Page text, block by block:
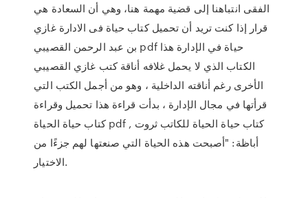
الفقى انتباهنا إلى قضية مهمة هنا، وهي أن السعادة هي
قرار إذا كنت تريد أن تحميل كتاب حياة فى الادارة غازي
بن عبد الرحمن القصيبي pdf حياة في الإدارة هذا
الكتاب الذي لا يحمل غلافه أناقة كتب غازي القصيبي
الأخرى رغم أناقته الداخلية ، وهو من أجمل الكتب التي
قرأتها في مجال الإدارة ، بدأت قراءة هذا تحميل وقراءة
كتاب حياة الحياة pdf , كتاب حياة الحياة للكاتب ثروت
أباظة: "أصبحت هذه الحياة التي صنعتها لهم جزءًا من
الاختيار.